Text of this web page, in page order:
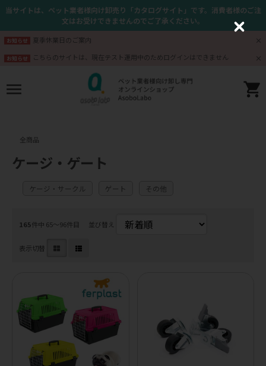
当サイトは、ペット業者様向け卸売り「カタログサイト」です。消費者様のご注
文はお受けできませんのでご了承ください。
お知らせ 夏季休業日のご案内
お知らせ こちらのサイトは、現在テスト運用中のためログインはできません
全商品
ケージ・ゲート
ケージ・サークル ゲート その他
165件中 65〜96件目 並び替え
表示切替
C